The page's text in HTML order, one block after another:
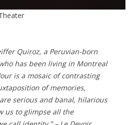
Quiroz, a Peruvian-born
has been living in Montreal
is a mosaic of contrasting
of memories,
serious and banal, hilarious
us to glimpse all the